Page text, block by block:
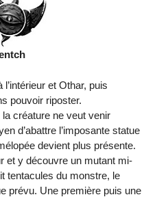
et Othar, puis
pouvoir riposter.
la créature ne veut venir
d’abattre l’imposante statue
devient plus présente.
et y découvre un mutant mi-
tentacules du monstre, le
prévu. Une première puis une